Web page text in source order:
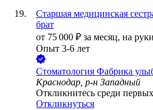
Старшая медицинская
брат
от 75 000 ₽ за месяц, на руки
Опыт 3-6 лет
Стоматология Фабрика
Краснодар, р-н Западный
Откликнитесь среди первых
Откликнуться